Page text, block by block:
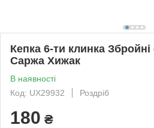
Кепка 6-ти клинка Збройні
Саржа Хижак
В наявності
Код: UX29932
Роздріб
180 ₴